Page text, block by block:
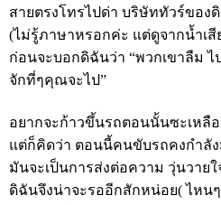
สายตรงโทรไปด่า บริษัททัวร์ของ
(ไม่รู้ภาษาหรอกค่ะ แต่ดูจากน้ำเสี
ก่อนจะบอกดิฉันว่า “พวกเขาลืม
จักที่ๆคุณจะไป”
อยากจะก้าวขึ้นรถตอนนั้นซะเหลือ
แต่ก็คิดว่า ตอนนี้คนขับรถคงกำลัง
มันจะเป็นการส่งต่อความ วุ่นวายใ
ดิฉันจึงน่าจะรออีกสักหน่อย( ไหน